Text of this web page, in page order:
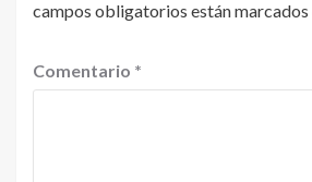
campos obligatorios están marcados
Comentario *